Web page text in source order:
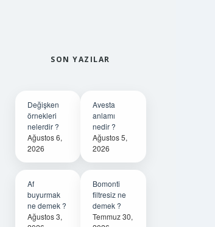
SON YAZILAR
Değişken
örnekleri
nelerdir ?
Ağustos 6,
2026
Avesta
anlamı
nedir ?
Ağustos 5,
2026
Af
buyurmak
ne demek ?
Ağustos 3,
Bomonti
filtresiz ne
demek ?
Temmuz 30,